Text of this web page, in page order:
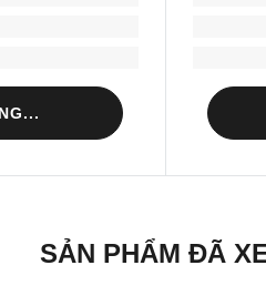
SẢN PHẨM ĐÃ